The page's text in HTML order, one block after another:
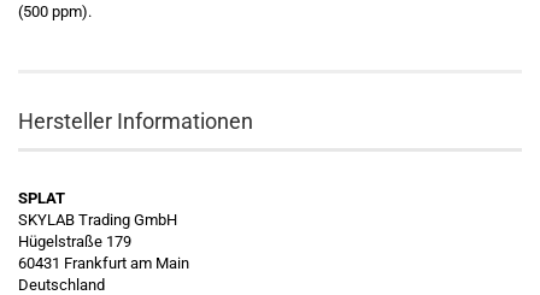
(500 ppm).
Hersteller Informationen
SPLAT
SKYLAB Trading GmbH
Hügelstraße 179
60431 Frankfurt am Main
Deutschland